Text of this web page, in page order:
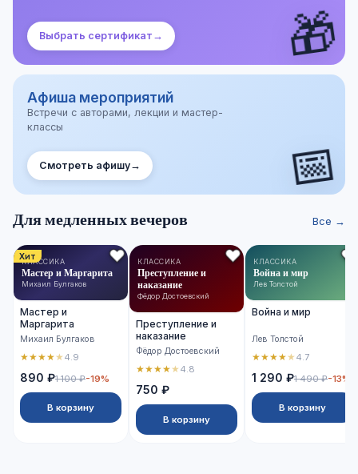
Выбрать сертификат → 🎁
Афиша мероприятий
Встречи с авторами, лекции и мастер-
классы
Смотреть афишу→ 📅
Для медленных вечеров Все →
Хит
КЛАССИКА
Мастер и Маргарита
Михаил Булгаков
Мастер и
Маргарита
Михаил Булгаков
★★★★★4.9
890 ₽1 100 ₽-19%
В корзину
КЛАССИКА
Преступление и
наказание
Фёдор Достоевский
Преступление и
наказание
Фёдор Достоевский
★★★★★4.8
750 ₽
В корзину
КЛАССИКА
Война и мир
Лев Толстой
Война и мир
Лев Толстой
★★★★★4.7
1 290 ₽1 490 ₽-13%
В корзину